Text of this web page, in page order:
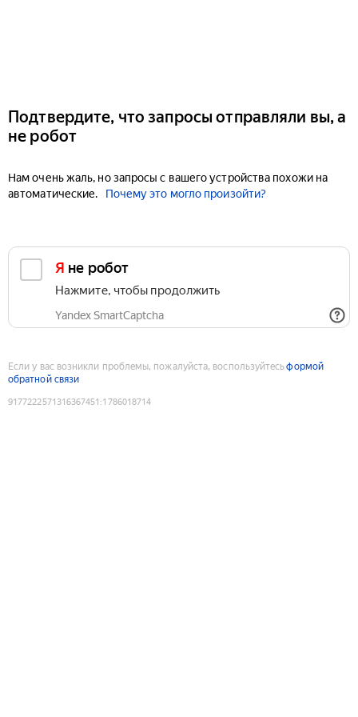
Подтвердите, что запросы отправляли вы, а
не робот
Нам очень жаль, но запросы с вашего устройства похожи на
автоматические.
Почему это могло произойти?
Я не робот
Нажмите, чтобы продолжить
Yandex SmartCaptcha
Если у вас возникли проблемы, пожалуйста, воспользуйтесьформой
обратной связи
9177222571316367451 :1786018714